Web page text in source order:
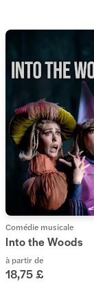
Comédie musicale
Into the Woods
à partir de
18,75 £